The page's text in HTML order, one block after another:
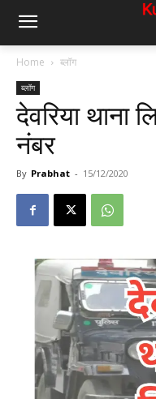
Home ब्लॉग
ब्लॉग
देवरिया थाना
नंबर
By Prabhat - 15/12/2020